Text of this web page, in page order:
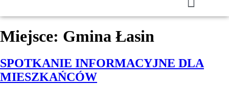
Miejsce: Gmina Łasin
SPOTKANIE INFORMACYJNE DLA
MIESZKAŃCÓW